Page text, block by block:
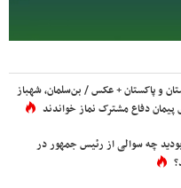
و پاکستان + عکس / بن‌سلمان، شهباز
دفاع مشترک نماز خواندند
چه سوالی از رئیس جمهور در